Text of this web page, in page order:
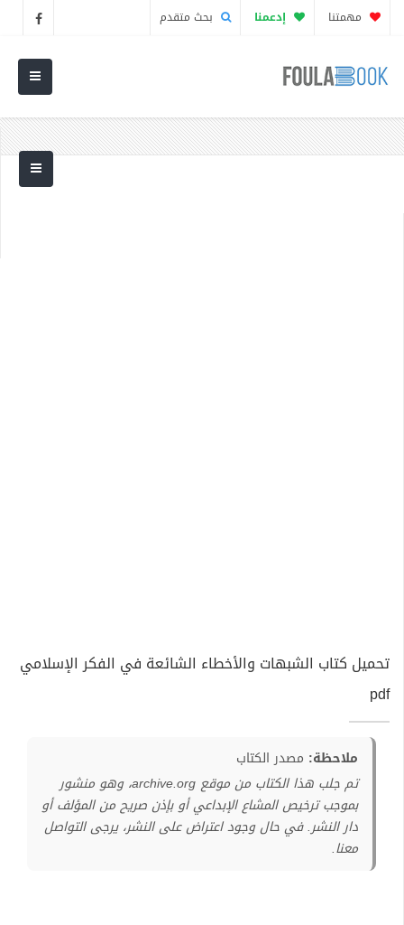
مهمتنا إدعمنا بحث متقدم
تحميل كتاب الشبهات والأخطاء الشائعة في الفكر الإسلامي
pdf
ملاحظة: مصدر الكتاب
تم جلب هذا الكتاب من موقع archive.org، وهو منشور
بموجب ترخيص المشاع الإبداعي أو بإذن صريح من المؤلف أو
دار النشر. في حال وجود اعتراض على النشر، يرجى التواصل
معنا.